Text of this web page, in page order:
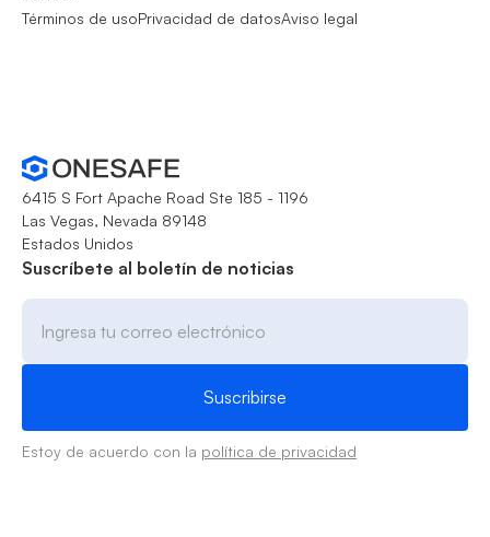
Términos de usoPrivacidad de datosAviso legal
6415 S Fort Apache Road Ste 185 - 1196
Las Vegas, Nevada 89148
Estados Unidos
Suscríbete al boletín de noticias
Estoy de acuerdo con la política de privacidad